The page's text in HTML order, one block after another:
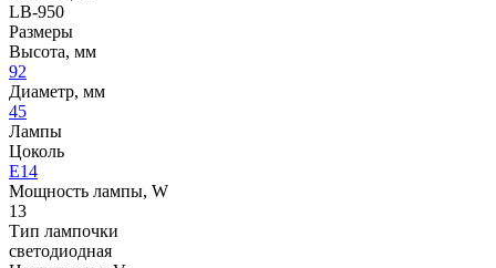
LB-950
Размеры
Высота, мм
92
Диаметр, мм
45
Лампы
Цоколь
E14
Мощность лампы, W
13
Тип лампочки
светодиодная